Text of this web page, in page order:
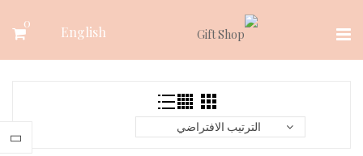
0
English
الترتيب الافتراضي